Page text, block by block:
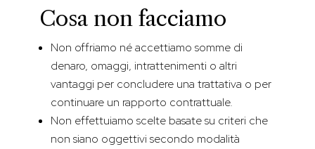
Cosa non facciamo
Non offriamo né accettiamo somme di
denaro, omaggi, intrattenimenti o altri
vantaggi per concludere una trattativa o per
continuare un rapporto contrattuale.
Non effettuiamo scelte basate su criteri che
non siano oggettivi secondo modalità